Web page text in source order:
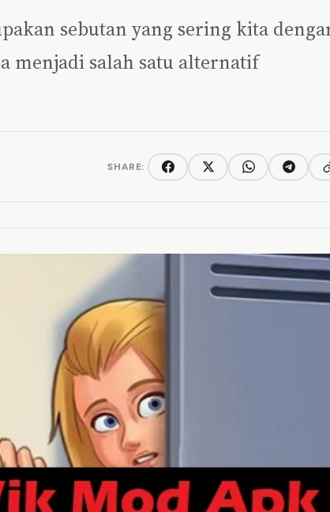
sebutan yang sering kita
menjadi salah satu alternatif
SHARE: FacebookTwitter/XWhatsAppTelegram